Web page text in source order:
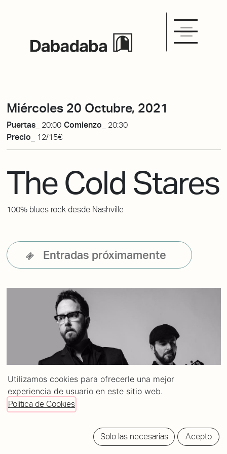
Miércoles 20 Octubre, 2021
Puertas_ 20:00 Comienzo_ 20:30
Precio_
12/15€
The Cold Stares
100% blues rock desde Nashville
Entradas próximamente
Utilizamos cookies para ofrecerle una mejor
experiencia de usuario en este sitio web.
Política de Cookies
Solo las necesarias Acepto